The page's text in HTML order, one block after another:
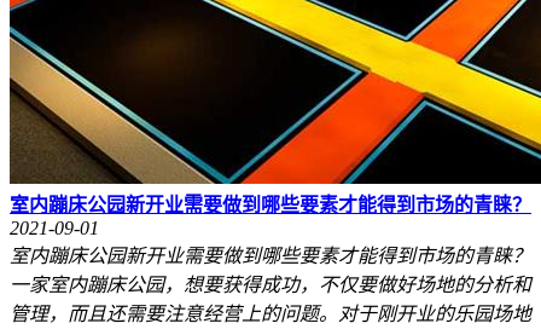
室内蹦床公园新开业需要做到哪些要素才能得到市场的青睐？
2021-09-01
室内蹦床公园新开业需要做到哪些要素才能得到市场的青睐？
一家室内蹦床公园，想要获得成功，不仅要做好场地的分析和
管理，而且还需要注意经营上的问题。对于刚开业的乐园场地